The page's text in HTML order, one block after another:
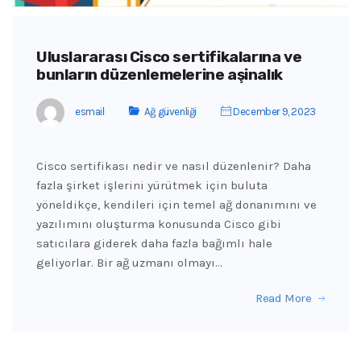
Uluslararası Cisco sertifikalarına ve
bunların düzenlemelerine aşinalık
esmail Ağ güvenliği December 9, 2023
Cisco sertifikası nedir ve nasıl düzenlenir? Daha
fazla şirket işlerini yürütmek için buluta
yöneldikçe, kendileri için temel ağ donanımını ve
yazılımını oluşturma konusunda Cisco gibi
satıcılara giderek daha fazla bağımlı hale
geliyorlar. Bir ağ uzmanı olmayı…
Read More